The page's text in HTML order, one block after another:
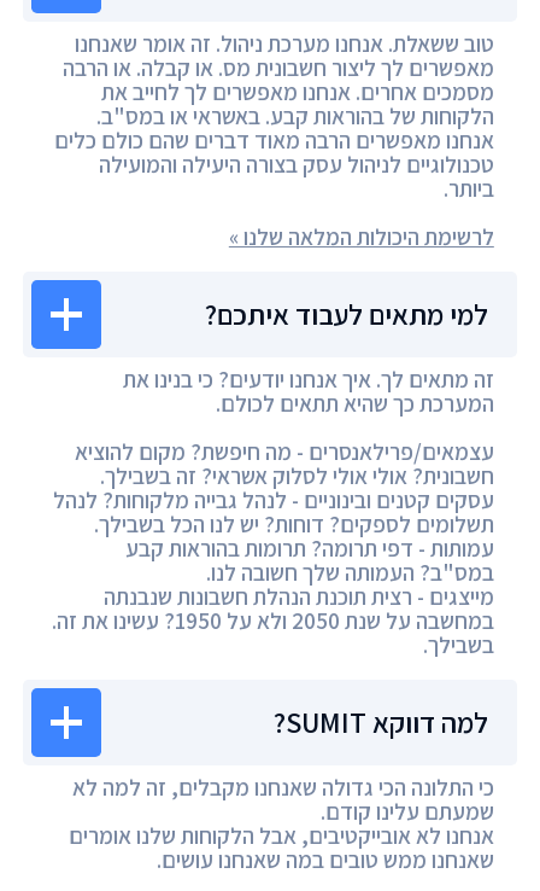
טוב ששאלת. אנחנו מערכת ניהול. זה אומר שאנחנו
מאפשרים לך ליצור חשבונית מס. או קבלה. או הרבה
מסמכים אחרים. אנחנו מאפשרים לך לחייב את
הלקוחות של בהוראות קבע. באשראי או במס"ב.
אנחנו מאפשרים הרבה מאוד דברים שהם כולם כלים
טכנולוגיים לניהול עסק בצורה היעילה והמועילה
ביותר.
לרשימת היכולות המלאה שלנו »
למי מתאים לעבוד איתכם?
זה מתאים לך. איך אנחנו יודעים? כי בנינו את
המערכת כך שהיא תתאים לכולם.
עצמאים/פרילאנסרים - מה חיפשת? מקום להוציא
חשבונית? אולי אולי לסלוק אשראי? זה בשבילך.
עסקים קטנים ובינוניים - לנהל גבייה מלקוחות? לנהל
תשלומים לספקים? דוחות? יש לנו הכל בשבילך.
עמותות - דפי תרומה? תרומות בהוראות קבע
במס"ב? העמותה שלך חשובה לנו.
מייצגים - רצית תוכנת הנהלת חשבונות שנבנתה
במחשבה על שנת 2050 ולא על 1950? עשינו את זה.
בשבילך.
למה דווקא SUMIT?
כי התלונה הכי גדולה שאנחנו מקבלים, זה למה לא
שמעתם עלינו קודם.
אנחנו לא אובייקטיבים, אבל הלקוחות שלנו אומרים
שאנחנו ממש טובים במה שאנחנו עושים.